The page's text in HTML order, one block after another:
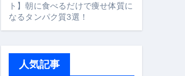
完全ガイド
ト】朝に食べるだけで痩せ体質に
なるタンパク質3選！
人気記事